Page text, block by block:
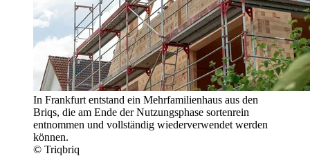
In Frankfurt entstand ein Mehrfamilienhaus aus den
Briqs, die am Ende der Nutzungsphase sortenrein
entnommen und vollständig wiederverwendet werden
können.
© Triqbriq